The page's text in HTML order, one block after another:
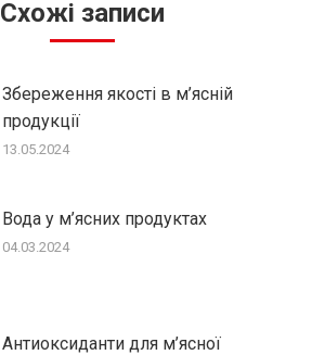
Cхожі записи
Збереження якості в м’ясній
продукції
13.05.2024
Вода у м’ясних продуктах
04.03.2024
Антиоксиданти для м’ясної